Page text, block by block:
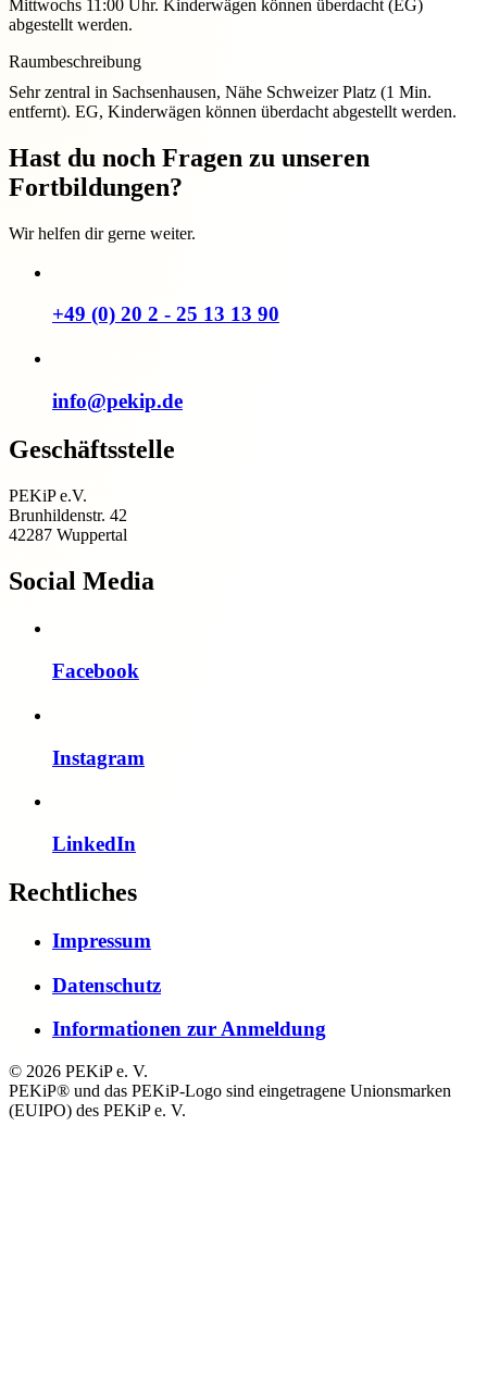
Mittwochs 11:00 Uhr. Kinderwägen können überdacht (EG)
abgestellt werden.
Raumbeschreibung
Sehr zentral in Sachsenhausen, Nähe Schweizer Platz (1 Min.
entfernt). EG, Kinderwägen können überdacht abgestellt werden.
Hast du noch Fragen zu unseren
Fortbildungen?
Wir helfen dir gerne weiter.
+49 (0) 20 2 - 25 13 13 90
info@pekip.de
Geschäftsstelle
PEKiP e.V.
Brunhildenstr. 42
42287 Wuppertal
Social Media
Facebook
Instagram
LinkedIn
Rechtliches
Impressum
Datenschutz
Informationen zur Anmeldung
© 2026 PEKiP e. V.
PEKiP® und das PEKiP-Logo sind eingetragene Unionsmarken
(EUIPO) des PEKiP e. V.